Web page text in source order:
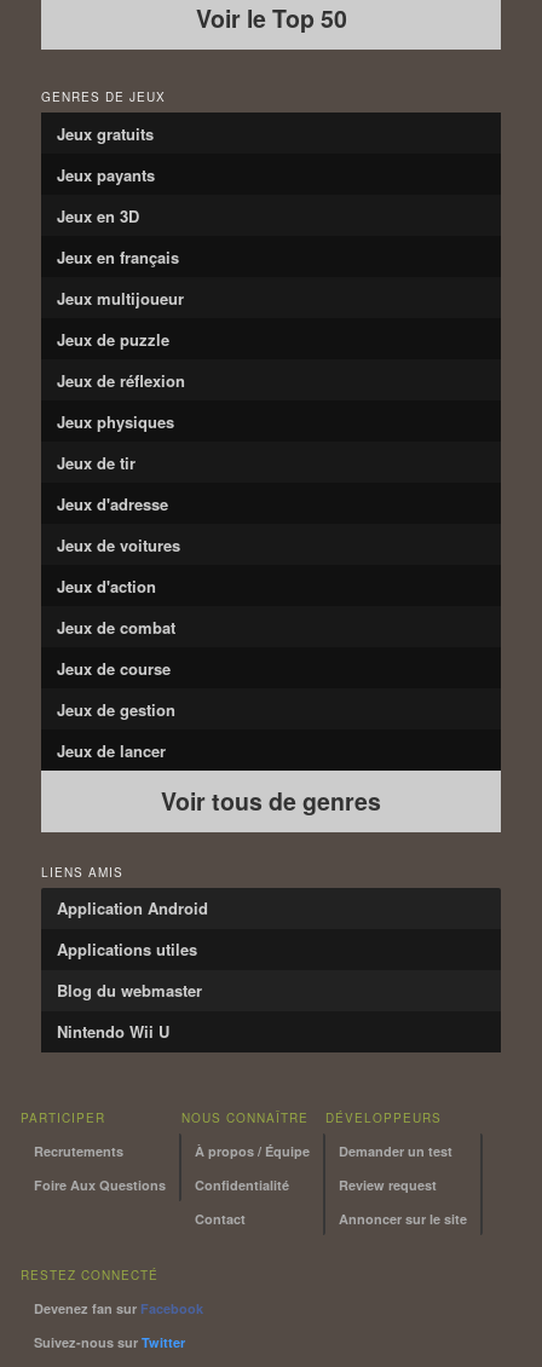
Voir le Top 50
GENRES DE JEUX
Jeux gratuits
Jeux payants
Jeux en 3D
Jeux en français
Jeux multijoueur
Jeux de puzzle
Jeux de réflexion
Jeux physiques
Jeux de tir
Jeux d'adresse
Jeux de voitures
Jeux d'action
Jeux de combat
Jeux de course
Jeux de gestion
Jeux de lancer
Voir tous de genres
LIENS AMIS
Application Android
Applications utiles
Blog du webmaster
Nintendo Wii U
PARTICIPER
Recrutements
Foire Aux Questions
NOUS CONNAÎTRE
À propos / Équipe
Confidentialité
Contact
DÉVELOPPEURS
Demander un test
Review request
Annoncer sur le site
RESTEZ CONNECTÉ
Devenez fan sur Facebook
Suivez-nous sur Twitter